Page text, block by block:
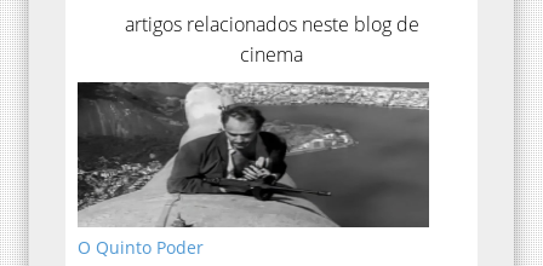
artigos relacionados neste blog de
cinema
O Quinto Poder